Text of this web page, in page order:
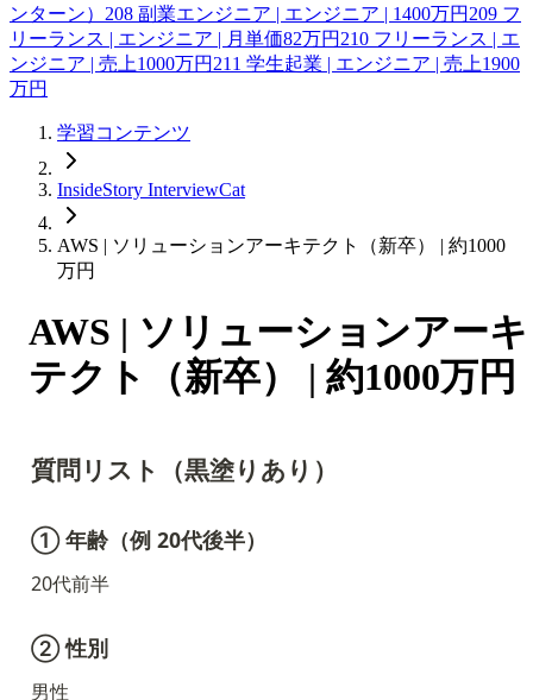
ンターン） 208 副業エンジニア | エンジニア | 1400万円 209 フ
リーランス | エンジニア | 月単価82万円 210 フリーランス | エ
ンジニア | 売上1000万円 211 学生起業 | エンジニア | 売上1900
万円
学習コンテンツ
InsideStory InterviewCat
AWS | ソリューションアーキテクト（新卒） | 約1000
万円
AWS | ソリューションアーキ
テクト（新卒） | 約1000万円
質問リスト（黒塗りあり）
① 年齢（例 20代後半）
20代前半
② 性別
男性